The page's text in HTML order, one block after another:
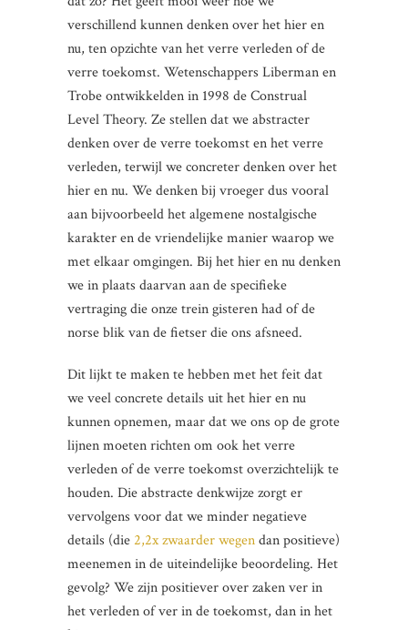
verschillend kunnen denken over het hier en
nu, ten opzichte van het verre verleden of de
verre toekomst. Wetenschappers Liberman en
Trobe ontwikkelden in 1998 de Construal
Level Theory. Ze stellen dat we abstracter
denken over de verre toekomst en het verre
verleden, terwijl we concreter denken over het
hier en nu. We denken bij vroeger dus vooral
aan bijvoorbeeld het algemene nostalgische
karakter en de vriendelijke manier waarop we
met elkaar omgingen. Bij het hier en nu denken
we in plaats daarvan aan de specifieke
vertraging die onze trein gisteren had of de
norse blik van de fietser die ons afsneed.
Dit lijkt te maken te hebben met het feit dat
we veel concrete details uit het hier en nu
kunnen opnemen, maar dat we ons op de grote
lijnen moeten richten om ook het verre
verleden of de verre toekomst overzichtelijk te
houden. Die abstracte denkwijze zorgt er
vervolgens voor dat we minder negatieve
details (die2,2x zwaarder wegendan positieve)
meenemen in de uiteindelijke beoordeling. Het
gevolg? We zijn positiever over zaken ver in
het verleden of ver in de toekomst, dan in het